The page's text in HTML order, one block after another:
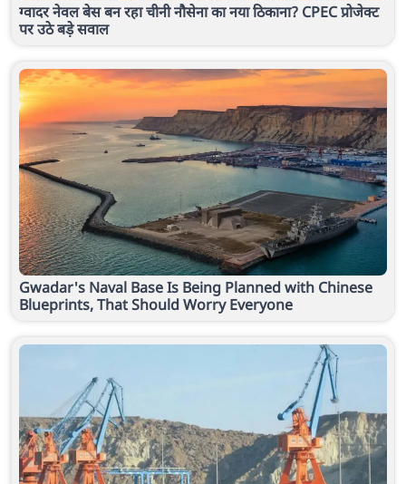
ग्वादर नेवल बेस बन रहा चीनी नौसेना का नया ठिकाना? CPEC प्रोजेक्ट
पर उठे बड़े सवाल
Gwadar's Naval Base Is Being Planned with Chinese
Blueprints, That Should Worry Everyone